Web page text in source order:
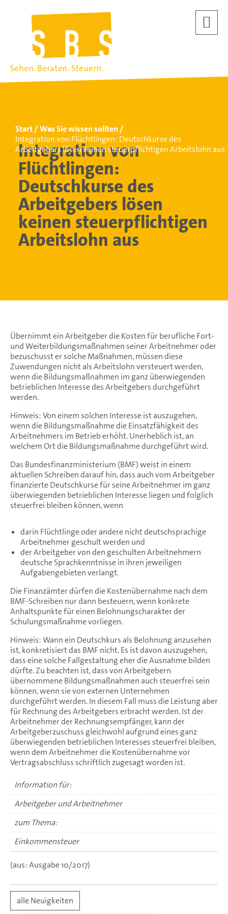
Start
Was Sie wissen sollten
Integration von Flüchtlingen: Deutschkurse des
Arbeitgebers lösen keinen steuerpflichtigen Arbeitslohn aus
Integration von
Flüchtlingen:
Deutschkurse des
Arbeitgebers lösen
keinen steuerpflichtigen
Arbeitslohn aus
Übernimmt ein Arbeitgeber die Kosten für berufliche Fort-
und Weiterbildungsmaßnahmen seiner Arbeitnehmer oder
bezuschusst er solche Maßnahmen, müssen diese
Zuwendungen nicht als Arbeitslohn versteuert werden,
wenn die Bildungsmaßnahmen im ganz überwiegenden
betrieblichen Interesse des Arbeitgebers durchgeführt
werden.
Hinweis: Von einem solchen Interesse ist auszugehen,
wenn die Bildungsmaßnahme die Einsatzfähigkeit des
Arbeitnehmers im Betrieb erhöht. Unerheblich ist, an
welchem Ort die Bildungsmaßnahme durchgeführt wird.
Das Bundesfinanzministerium (BMF) weist in einem
aktuellen Schreiben darauf hin, dass auch vom Arbeitgeber
finanzierte Deutschkurse für seine Arbeitnehmer im ganz
überwiegenden betrieblichen Interesse liegen und folglich
steuerfrei bleiben können, wenn
darin Flüchtlinge oder andere nicht deutschsprachige
Arbeitnehmer geschult werden und
der Arbeitgeber von den geschulten Arbeitnehmern
deutsche Sprachkenntnisse in ihren jeweiligen
Aufgabengebieten verlangt.
Die Finanzämter dürfen die Kostenübernahme nach dem
BMF-Schreiben nur dann besteuern, wenn konkrete
Anhaltspunkte für einen Belohnungscharakter der
Schulungsmaßnahme vorliegen.
Hinweis: Wann ein Deutschkurs als Belohnung anzusehen
ist, konkretisiert das BMF nicht. Es ist davon auszugehen,
dass eine solche Fallgestaltung eher die Ausnahme bilden
dürfte. Zu beachten ist, dass von Arbeitgebern
übernommene Bildungsmaßnahmen auch steuerfrei sein
können, wenn sie von externen Unternehmen
durchgeführt werden. In diesem Fall muss die Leistung aber
für Rechnung des Arbeitgebers erbracht werden. Ist der
Arbeitnehmer der Rechnungsempfänger, kann der
Arbeitgeberzuschuss gleichwohl aufgrund eines ganz
überwiegenden betrieblichen Interesses steuerfrei bleiben,
wenn dem Arbeitnehmer die Kostenübernahme vor
Vertragsabschluss schriftlich zugesagt worden ist.
Information für:
Arbeitgeber und Arbeitnehmer
zum Thema:
Einkommensteuer
(aus: Ausgabe 10/2017)
alle Neuigkeiten